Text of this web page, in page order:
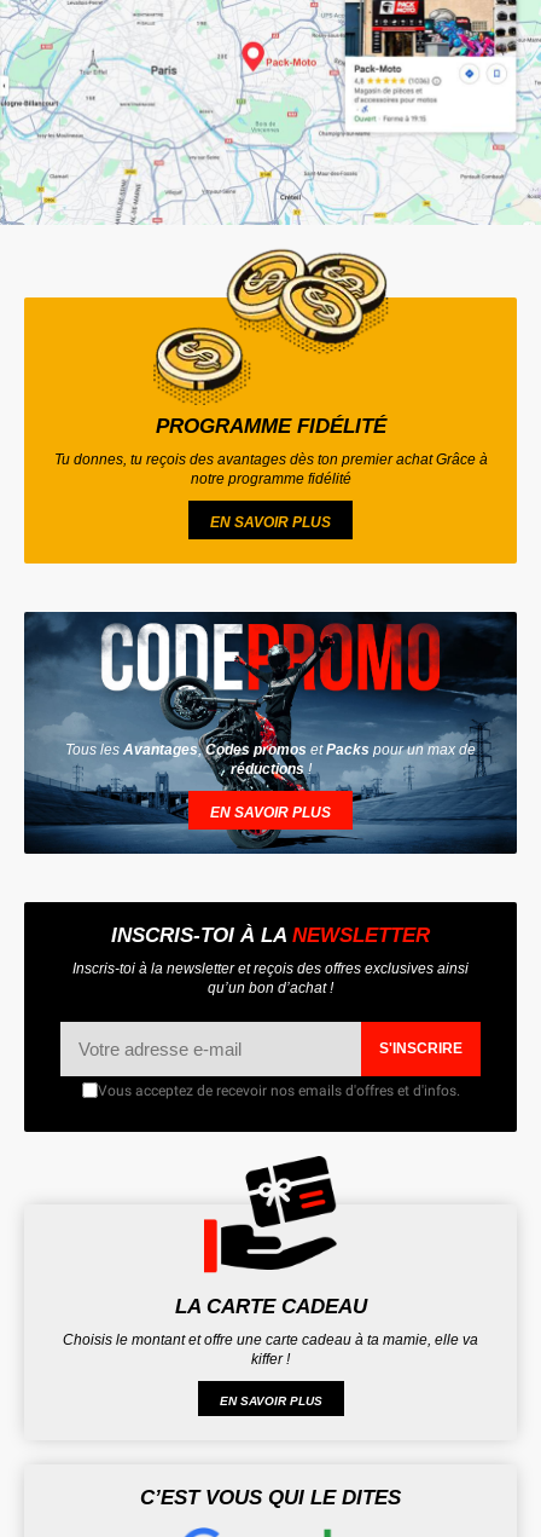
PROGRAMME FIDÉLITÉ
Tu donnes, tu reçois des avantages dès ton premier achat Grâce à
notre programme fidélité
EN SAVOIR PLUS
Tous les Avantages,Codes promos etPacks pour un max de
réductions !
EN SAVOIR PLUS
INSCRIS-TOI À LA NEWSLETTER
Inscris-toi à la newsletter et reçois des offres exclusives ainsi
qu’un bon d’achat !
S'INSCRIRE
Vous acceptez de recevoir nos emails d'offres et d'infos.
LA CARTE CADEAU
Choisis le montant et offre une carte cadeau à ta mamie, elle va
kiffer !
EN SAVOIR PLUS
C’EST VOUS QUI LE DITES